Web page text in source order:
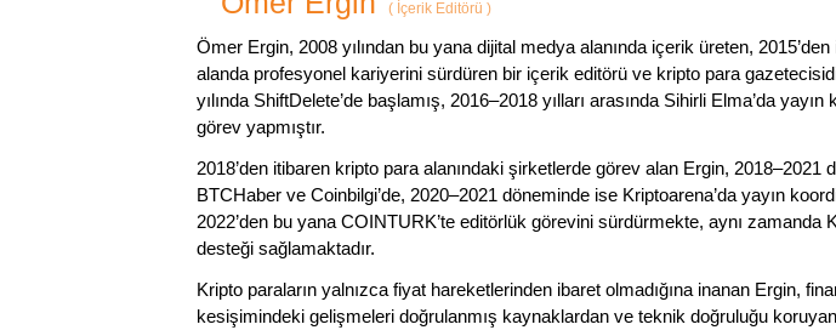
( İçerik Editörü )
Ömer Ergin, 2008 yılından bu yana dijital medya alanında içerik üreten,
alanda profesyonel kariyerini sürdüren bir içerik editörü ve kripto para
yılında ShiftDelete’de başlamış, 2016–2018 yılları arasında Sihirli Elma’da
görev yapmıştır.
2018’den itibaren kripto para alanındaki şirketlerde görev alan Ergin, 2018–2021
BTCHaber ve Coinbilgi’de, 2020–2021 döneminde ise Kriptoarena’da yayın
2022’den bu yana COINTURK’te editörlük görevini sürdürmekte, aynı zamanda
desteği sağlamaktadır.
Kripto paraların yalnızca fiyat hareketlerinden ibaret olmadığına inanan Ergin,
kesişimindeki gelişmeleri doğrulanmış kaynaklardan ve teknik doğruluğu